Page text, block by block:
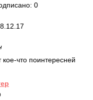
0
кое-что поинтересней